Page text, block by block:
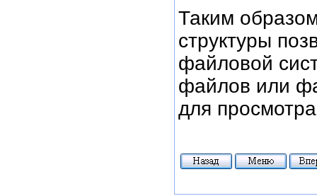
Таким
структуры
файловой
файлов или
для